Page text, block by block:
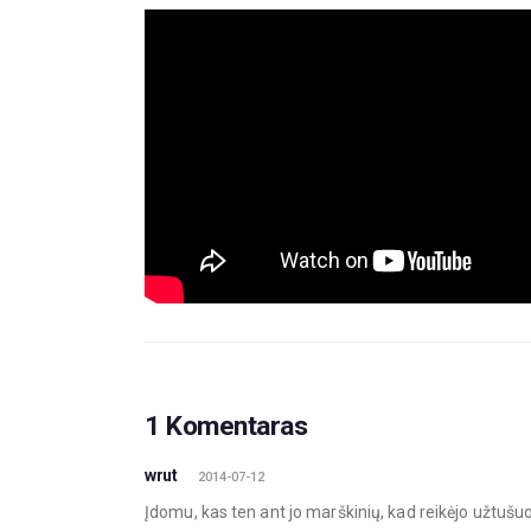
1 Komentaras
wrut 2014-07-12
Įdomu, kas ten ant jo marškinių, kad reikėjo